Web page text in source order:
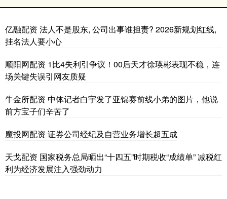
亿融配资 法人不是股东, 公司出事谁担责? 2026新规划红线,
挂名法人要小心
顺阳网配资 1比4失利引争议！00后天才徐瑛彬表现不稳，连
场关键失误引网友质疑
牛金所配资 中体记者白宇发了亚锦赛前线小弟的图片，他说
前方宝子们辛苦了
魔投网配资 证券公司经纪及自营业务增长超五成
天戈配资 国家税务总局晒出“十四五”时期税收“成绩单” 减税红
利为经济发展注入强劲动力